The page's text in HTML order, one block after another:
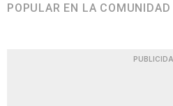
POPULAR EN LA COMUNIDAD